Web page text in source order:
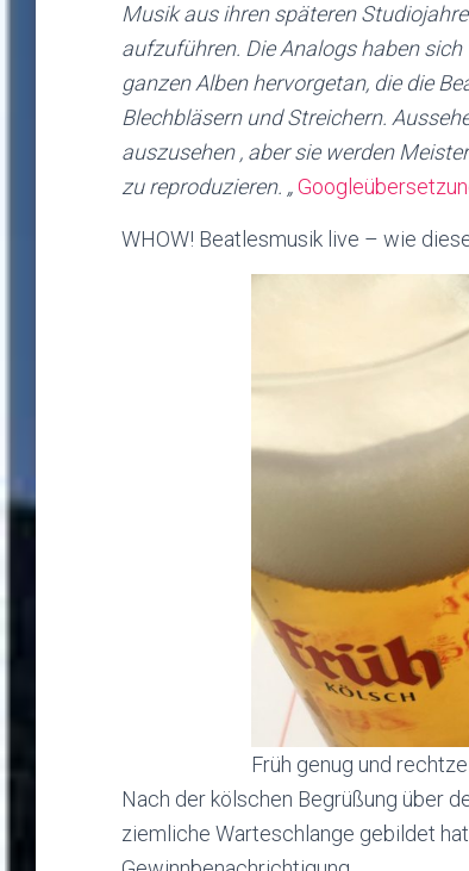
Musik aus ihren späteren
aufzuführen. Die Analogs haben
ganzen Alben hervorgetan, die die
Blechbläsern und Streichern.
auszusehen , aber sie werden
zu reproduzieren. „
WHOW! Beatlesmusik live – wie
Früh genug und
Nach der kölschen Begrüßung über
ziemliche Warteschlange gebildet